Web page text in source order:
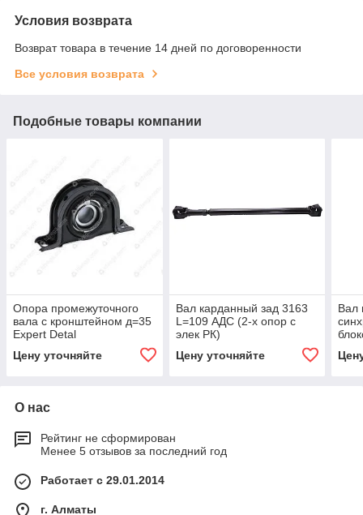
Условия возврата
Возврат товара в течение 14 дней по договоренности
Все условия возврата
Подобные товары компании
Опора промежуточного
вала с кронштейном д=35
Expert Detal
Цену уточняйте
Вал карданный зад 3163
L=109 АДС (2-х опор с
элек РК)
Цену уточняйте
Вал
О нас
Рейтинг не сформирован
Менее 5 отзывов за последний год
Работает с 29.01.2014
г. Алматы